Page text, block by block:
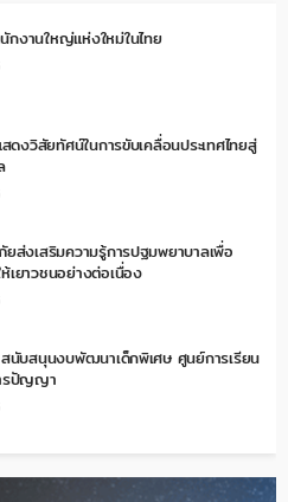
นักงานใหญ่แห่งใหม่ในไทย
ดงวิสัยทัศน์ในการขับเคลื่อนประเทศไทยสู่
ยส่งเสริมความรู้การปฐมพยาบาลเพื่อ
เยาวชนอย่างต่อเนื่อง
สนับสนุนงบพัฒนาเด็กพิเศษ ศูนย์การเรียน
รปัญญา